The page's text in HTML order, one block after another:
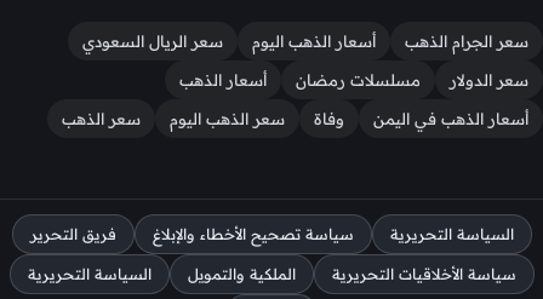
سعر الجرام الذهب أسعار الذهب اليوم
سعر الريال السعودي
سعر الدولار
مسلسلات رمضان
أسعار الذهب
أسعار الذهب في اليمن
وفاة سعر الذهب اليوم سعر الذهب
السياسة التحريرية سياسة تصحيح الأخطاء والإبلاغ فريق التحرير
سياسة الأخلاقيات التحريرية الملكية والتمويل السياسة التحريرية